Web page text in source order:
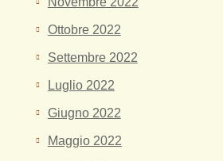
Ottobre 2022
Settembre 2022
Luglio 2022
Giugno 2022
Maggio 2022